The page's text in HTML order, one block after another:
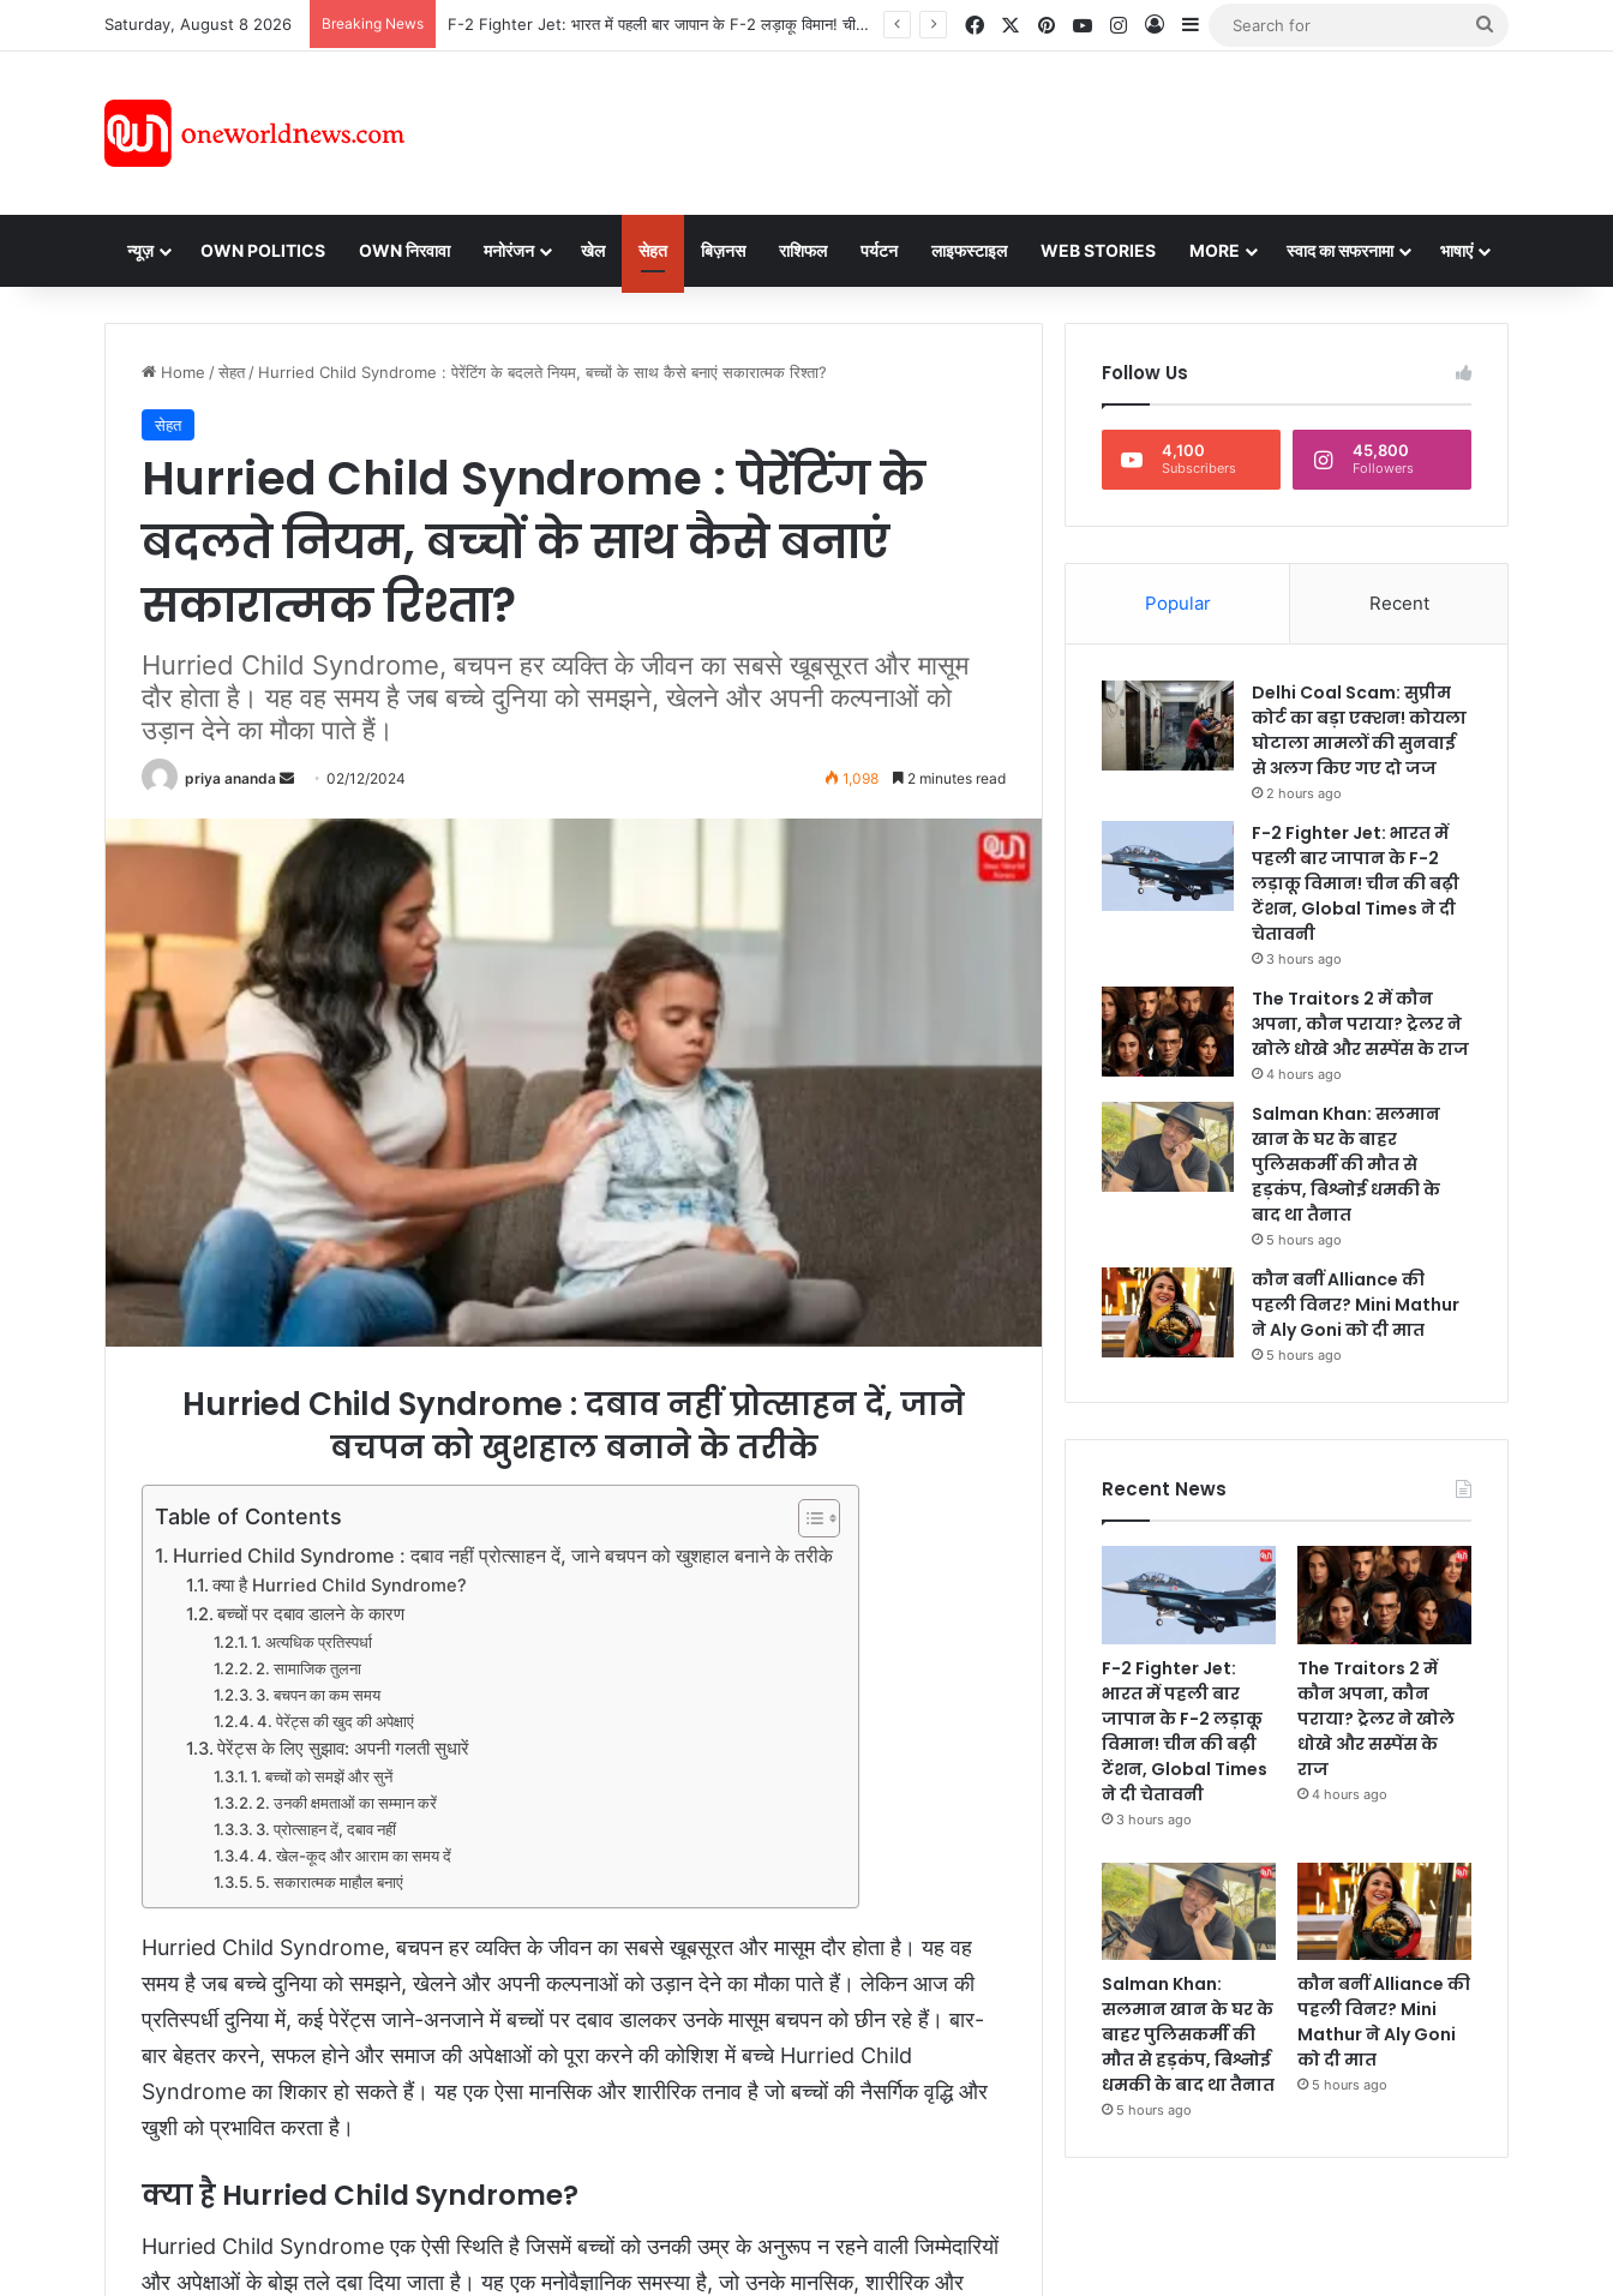
Saturday, August 8 2026 Breaking News F-2 Fighter Jet: भारत में पहली बार जापान के F-2 लड़ाकू विमान! चीन की बढ़ी टेंशन, Global Times ने दी चेतावनी FacebookPinterestYouTubeInstagram
Log InSidebar
न्यूज़ OWN POLITICS OWN निरवावा मनोरंजन खेल सेहत बिज़नस राशिफल पर्यटन लाइफस्टाइल WEB STORIES MORE स्वाद का सफरनामा भाषाएं
Home /सेहत / Hurried Child Syndrome : पेरेंटिंग के बदलते नियम, बच्‍चों के साथ कैसे बनाएं सकारात्मक रिश्ता?
सेहत
Hurried Child Syndrome : पेरेंटिंग के
बदलते नियम, बच्‍चों के साथ कैसे बनाएं
सकारात्मक रिश्ता?
Hurried Child Syndrome, बचपन हर व्यक्ति के जीवन का सबसे खूबसूरत और मासूम
दौर होता है। यह वह समय है जब बच्‍चे दुनिया को समझने, खेलने और अपनी कल्पनाओं को
उड़ान देने का मौका पाते हैं।
priya ananda
n
e
m
a
02/12/2024 1,098 2 minutes read
Hurried Child Syndrome : दबाव नहीं प्रोत्साहन दें, जाने
बचपन को खुशहाल बनाने के तरीके
Table of Contents
Hurried Child Syndrome : दबाव नहीं प्रोत्साहन दें, जाने बचपन को खुशहाल बनाने के तरीके
क्या है Hurried Child Syndrome?
बच्‍चों पर दबाव डालने के कारण
1. अत्यधिक प्रतिस्पर्धा
2. सामाजिक तुलना
3. बचपन का कम समय
4. पेरेंट्स की खुद की अपेक्षाएं
पेरेंट्स के लिए सुझाव: अपनी गलती सुधारें
1. बच्‍चों को समझें और सुनें
2. उनकी क्षमताओं का सम्मान करें
3. प्रोत्साहन दें, दबाव नहीं
4. खेल-कूद और आराम का समय दें
5. सकारात्मक माहौल बनाएं
Hurried Child Syndrome, बचपन हर व्यक्ति के जीवन का सबसे खूबसूरत और मासूम दौर होता है। यह वह
समय है जब बच्‍चे दुनिया को समझने, खेलने और अपनी कल्पनाओं को उड़ान देने का मौका पाते हैं। लेकिन आज की
प्रतिस्पर्धी दुनिया में, कई पेरेंट्स जाने-अनजाने में बच्‍चों पर दबाव डालकर उनके मासूम बचपन को छीन रहे हैं। बार-
बार बेहतर करने, सफल होने और समाज की अपेक्षाओं को पूरा करने की कोशिश में बच्‍चे Hurried Child
Syndrome का शिकार हो सकते हैं। यह एक ऐसा मानसिक और शारीरिक तनाव है जो बच्‍चों की नैसर्गिक वृद्धि और
खुशी को प्रभावित करता है।
क्या है Hurried Child Syndrome?
Hurried Child Syndrome एक ऐसी स्थिति है जिसमें बच्‍चों को उनकी उम्र के अनुरूप न रहने वाली जिम्मेदारियों
और अपेक्षाओं के बोझ तले दबा दिया जाता है। यह एक मनोवैज्ञानिक समस्या है, जो उनके मानसिक, शारीरिक और
Follow Us
4,100
Subscribers
45,800
Followers
Popular Recent
Delhi Coal Scam: सुप्रीम
कोर्ट का बड़ा एक्शन! कोयला
घोटाला मामलों की सुनवाई
से अलग किए गए दो जज
2 hours ago
F-2 Fighter Jet: भारत में
पहली बार जापान के F-2
लड़ाकू विमान! चीन की बढ़ी
टेंशन, Global Times ने दी
चेतावनी
3 hours ago
The Traitors 2 में कौन
अपना, कौन पराया? ट्रेलर ने
खोले धोखे और सस्पेंस के राज
4 hours ago
Salman Khan: सलमान
खान के घर के बाहर
पुलिसकर्मी की मौत से
हड़कंप, बिश्नोई धमकी के
बाद था तैनात
5 hours ago
कौन बनीं Alliance की
पहली विनर? Mini Mathur
ने Aly Goni को दी मात
5 hours ago
Recent News
F-2 Fighter Jet:
भारत में पहली बार
जापान के F-2 लड़ाकू
विमान! चीन की बढ़ी
टेंशन, Global Times
ने दी चेतावनी
3 hours ago
The Traitors 2 में
कौन अपना, कौन
पराया? ट्रेलर ने खोले
धोखे और सस्पेंस के
राज
4 hours ago
Salman Khan:
सलमान खान के घर के
बाहर पुलिसकर्मी की
मौत से हड़कंप, बिश्नोई
धमकी के बाद था तैनात
5 hours ago
कौन बनीं Alliance की
पहली विनर? Mini
Mathur ने Aly Goni
को दी मात
5 hours ago